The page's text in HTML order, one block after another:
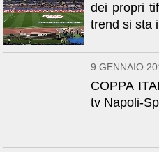
dei propri
trend si sta
9 GENNAIO
COPPA
tv Napoli-